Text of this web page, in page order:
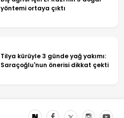
yöntemi ortaya çıktı
Tilya kürüyle 3 günde yağ yakımı:
Saraçoğlu'nun önerisi dikkat çekti